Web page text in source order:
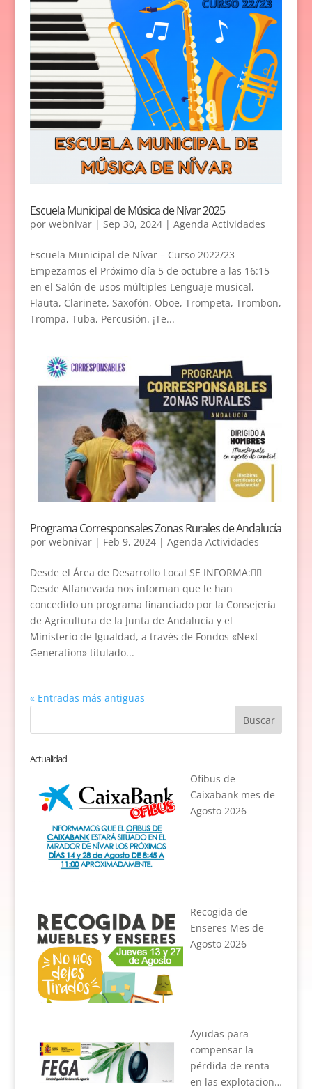
Escuela Municipal de Música de Nívar 2025
por webnivar| Sep 30, 2024| Agenda Actividades
Escuela Municipal de Nívar – Curso 2022/23
Empezamos el Próximo día 5 de octubre a las 16:15
en el Salón de usos múltiples Lenguaje musical,
Flauta, Clarinete, Saxofón, Oboe, Trompeta, Trombon,
Trompa, Tuba, Percusión. ¡Te...
Programa Corresponsales Zonas Rurales de Andalucía
por webnivar| Feb 9, 2024| Agenda Actividades
Desde el Área de Desarrollo Local SE INFORMA:👉🏻
Desde Alfanevada nos informan que le han
concedido un programa financiado por la Consejería
de Agricultura de la Junta de Andalucía y el
Ministerio de Igualdad, a través de Fondos «Next
Generation» titulado...
« Entradas más antiguas
Actualidad
Ofibus de
Caixabank mes de
Agosto 2026
Recogida de
Enseres Mes de
Agosto 2026
Ayudas para
compensar la
pérdida de renta
en las explotacion…